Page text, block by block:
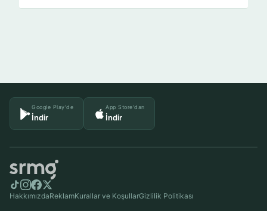
Google Play'de
İndir
App Store'dan
İndir
HakkımızdaReklamKurallar ve KoşullarGizlilik Politikası